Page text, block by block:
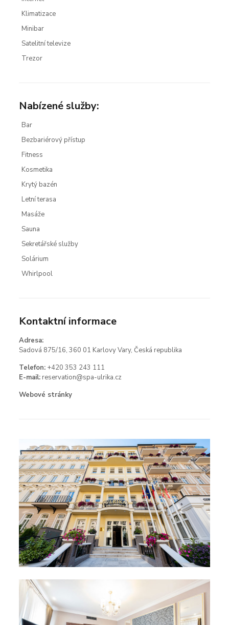
Klimatizace
Minibar
Satelitní televize
Trezor
Nabízené služby:
Bar
Bezbariérový přístup
Fitness
Kosmetika
Krytý bazén
Letní terasa
Masáže
Sauna
Sekretářské služby
Solárium
Whirlpool
Kontaktní informace
Adresa:
Sadová 875/16, 360 01 Karlovy Vary, Česká republika
Telefon: +420 353 243 111
E-mail: reservation@spa-ulrika.cz
Webové stránky